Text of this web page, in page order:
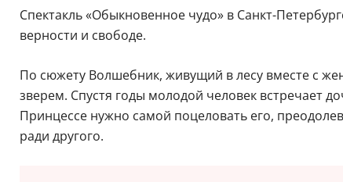
Спектакль «Обыкновенное чудо» в Санкт-
верности и свободе.
По сюжету Волшебник, живущий в лесу вместе с
зверем. Спустя годы молодой человек встречает
Принцессе нужно самой поцеловать его,
ради другого.